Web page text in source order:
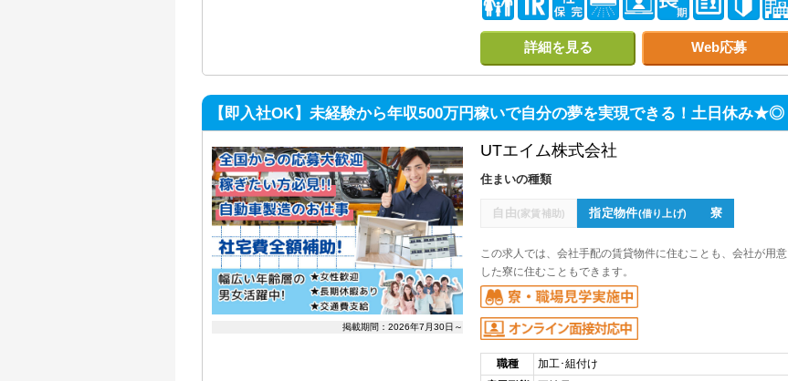
詳細を見る Web応募
【即入社OK】未経験から年収500万円稼いで自分の夢を実現できる！土日休み★◎
掲載期間：2026年7月30日～
UTエイム株式会社
住まいの種類
自由(家賃補助) 指定物件(借り上げ) 寮
この求人では、会社手配の賃貸物件に住むことも、会社が用意
した寮に住むこともできます。
職種
加工･組付け